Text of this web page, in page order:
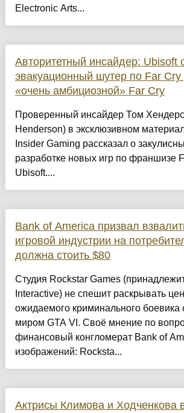
Electronic Arts...
Авторитетный инсайдер: Ubisoft
эвакуационный шутер по Far
«очень амбициозной» Far Cry
Проверенный инсайдер Том
Henderson) в эксклюзивном
Insider Gaming рассказал о
разработке новых игр по франшизе
Ubisoft....
Bank of America призвал
игровой индустрии на
должна стоить $80
Студия Rockstar Games
Interactive) не спешит раскрывать
ожидаемого криминального боевика
миром GTA VI. Своё мнение по
финансовый конгломерат Bank of
изображений: Rocksta...
Актрисы Климова и Ходченкова